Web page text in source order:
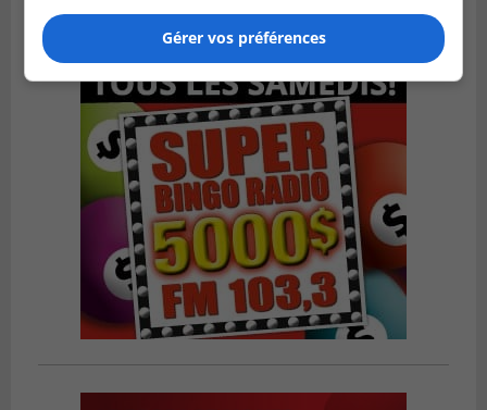
Gérer vos préférences